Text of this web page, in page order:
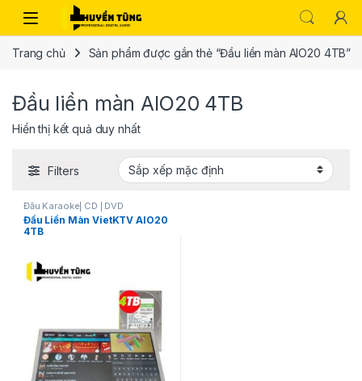
Trang chủ Sản phẩm được gắn thẻ “Đầu liền màn AIO20 4TB”
Đầu liền màn AIO20 4TB
Hiển thị kết quả duy nhất
Filters
Đầu Karaoke| CD | DVD
Đầu Liền Màn VietKTV AIO20
4TB